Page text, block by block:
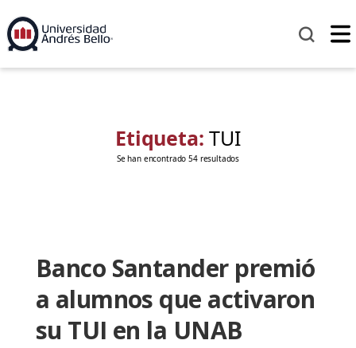
Etiqueta:TUI
Se han encontrado 54 resultados
Banco Santander premió
a alumnos que activaron
su TUI en la UNAB